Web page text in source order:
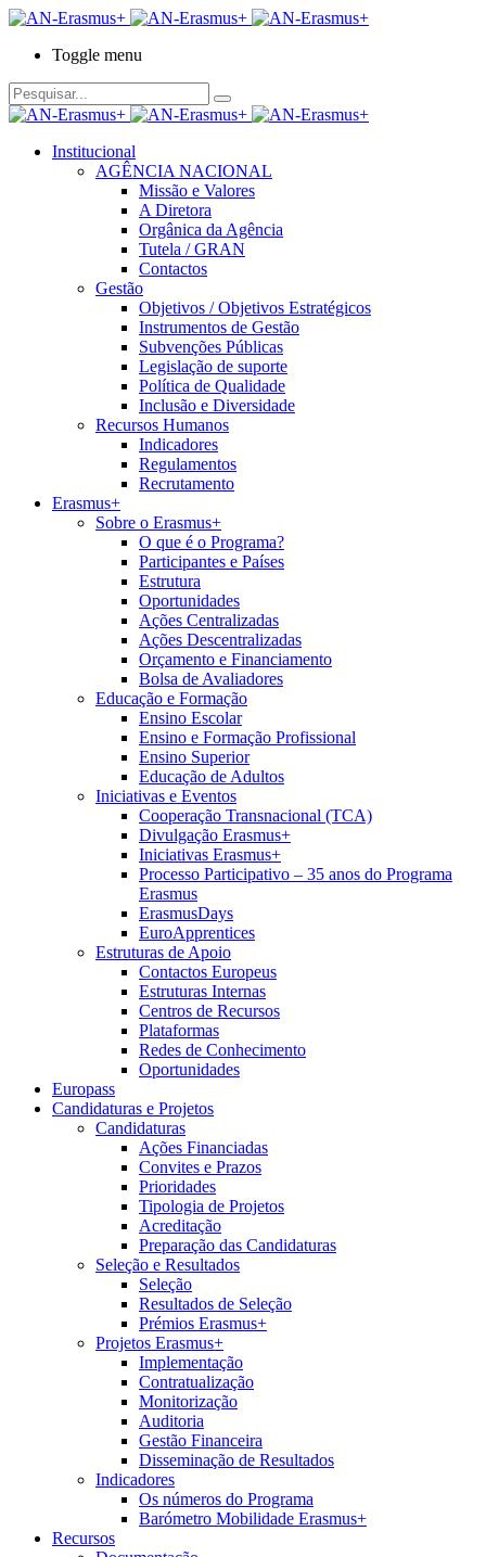
Toggle menu
Institucional
AGÊNCIA NACIONAL
Missão e Valores
A Diretora
Orgânica da Agência
Tutela / GRAN
Contactos
Gestão
Objetivos / Objetivos Estratégicos
Instrumentos de Gestão
Subvenções Públicas
Legislação de suporte
Política de Qualidade
Inclusão e Diversidade
Recursos Humanos
Indicadores
Regulamentos
Recrutamento
Erasmus+
Sobre o Erasmus+
O que é o Programa?
Participantes e Países
Estrutura
Oportunidades
Ações Centralizadas
Ações Descentralizadas
Orçamento e Financiamento
Bolsa de Avaliadores
Educação e Formação
Ensino Escolar
Ensino e Formação Profissional
Ensino Superior
Educação de Adultos
Iniciativas e Eventos
Cooperação Transnacional (TCA)
Divulgação Erasmus+
Iniciativas Erasmus+
Processo Participativo – 35 anos do Programa
Erasmus
ErasmusDays
EuroApprentices
Estruturas de Apoio
Contactos Europeus
Estruturas Internas
Centros de Recursos
Plataformas
Redes de Conhecimento
Oportunidades
Europass
Candidaturas e Projetos
Candidaturas
Ações Financiadas
Convites e Prazos
Prioridades
Tipologia de Projetos
Acreditação
Preparação das Candidaturas
Seleção e Resultados
Seleção
Resultados de Seleção
Prémios Erasmus+
Projetos Erasmus+
Implementação
Contratualização
Monitorização
Auditoria
Gestão Financeira
Disseminação de Resultados
Indicadores
Os números do Programa
Barómetro Mobilidade Erasmus+
Recursos